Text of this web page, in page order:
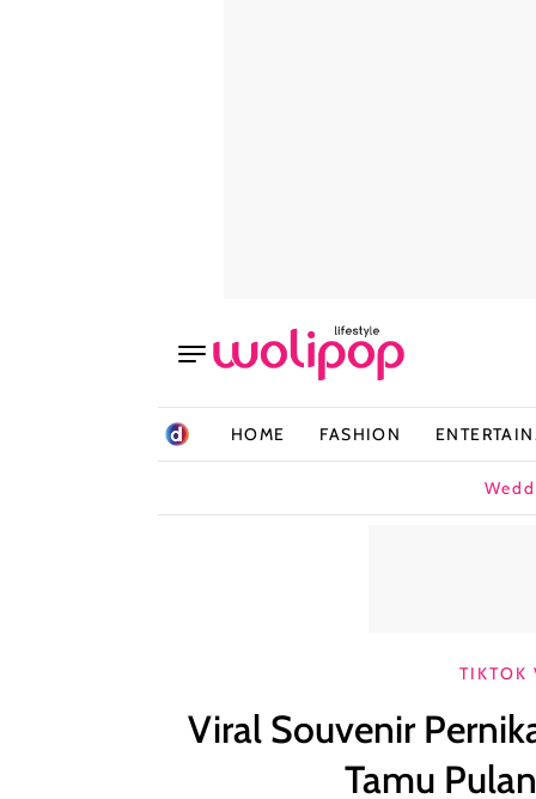
HOME FASHION
TIKTOK
Viral Souvenir
Tamu